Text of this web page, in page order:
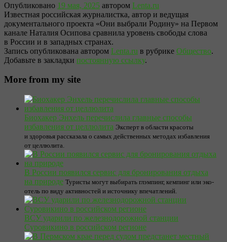
Опубликовано 19 мая, 2025 автором Lenta.ru
Известная российская журналистка, автор и ведущая
документального проекта «Они выбрали Родину» на Первом
канале Наталия Осипова сравнила уровень свободы слова
в России и в западных странах.
Запись опубликована автором Lenta.ru в рубрике Общество.
Добавьте в закладки постоянную ссылку.
More from my site
Биохакер Энхель перечислила главные способы
избавления от целлюлита Эксперт в области красоты
и здоровья рассказала о самых действенных методах избавления
от целлюлита.
В России появился сервис для бронирования отдыха
на природе Туристы могут выбирать глэмпинг, кемпинг или эко-
отель по виду активностей и источнику впечатлений.
ВСУ ударили по железнодорожной станции
Суровикино в российском регионе